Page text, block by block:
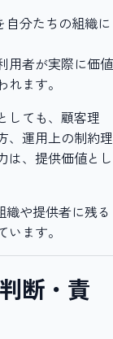
自分たちの組織に
用者が実際に価値
ます。
しても、顧客理
、運用上の制約理
は、提供価値とし
や提供者に残る
ます。
断・責